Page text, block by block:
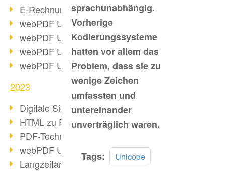
E-Rechnungsstellung ab 2025
webPDF Update 9.0.0.3584
webPDF Update 9.0.0.3479
webPDF Update 9.0.0.3361
webPDF Update 9.0.0.3264
2023
Digitale Signatur in PDF
HTML zu PDF
PDF-Techniken für Barrierefreiheit
webPDF Update 9.0.0.3149
Langzeitarchivierung mit PDF/A
sprachunabhängig.
Vorherige
Kodierungssysteme
hatten vor allem das
Problem, dass sie zu
wenige Zeichen
umfassten und
untereinander
unverträglich waren.
Tags: Unicode